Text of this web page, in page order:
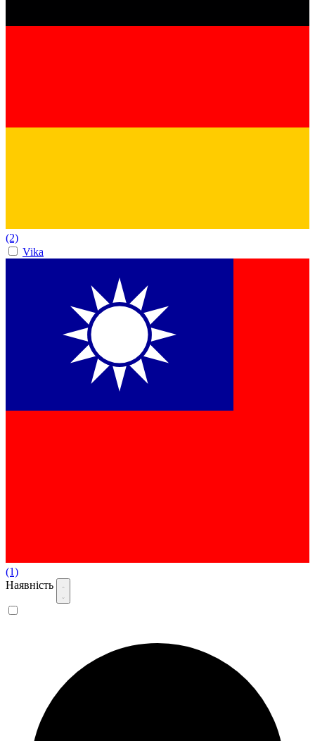
(2)
Vika
(1)
Наявність